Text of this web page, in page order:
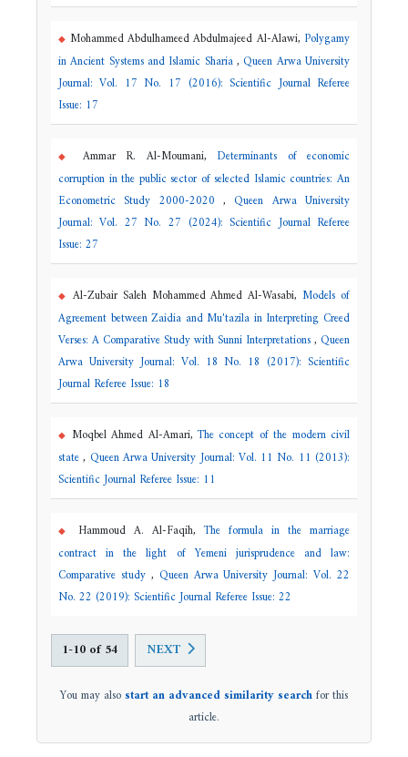
Mohammed Abdulhameed Abdulmajeed Al-Alawi, Polygamy
in Ancient Systems and Islamic Sharia,Queen Arwa University
Journal: Vol. 17 No. 17 (2016): Scientific Journal Referee
Issue: 17
Ammar R. Al-Moumani, Determinants of economic
corruption in the public sector of selected Islamic countries: An
Econometric Study 2000-2020 ,Queen Arwa University
Journal: Vol. 27 No. 27 (2024): Scientific Journal Referee
Issue: 27
Al-Zubair Saleh Mohammed Ahmed Al-Wasabi,Models of
Agreement between Zaidia and Mu'tazila in Interpreting Creed
Verses: A Comparative Study with Sunni Interpretations,Queen
Arwa University Journal: Vol. 18 No. 18 (2017): Scientific
Journal Referee Issue: 18
Moqbel Ahmed Al-Amari,The concept of the modern civil
state, Queen Arwa University Journal: Vol. 11 No. 11 (2013):
Scientific Journal Referee Issue: 11
Hammoud A. Al-Faqih,The formula in the marriage
contract in the light of Yemeni jurisprudence and law:
Comparative study , Queen Arwa University Journal: Vol. 22
No. 22 (2019): Scientific Journal Referee Issue: 22
1-10 of 54 NEXT
You may alsostart an advanced similarity searchfor this
article.